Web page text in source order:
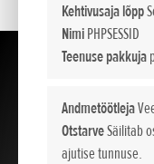
Kehtivusaja lõpp
NimiPHPSESSID
Teenuse pakkuja
Andmetöötleja
OtstarveSäilitab
ajutise tunnuse.